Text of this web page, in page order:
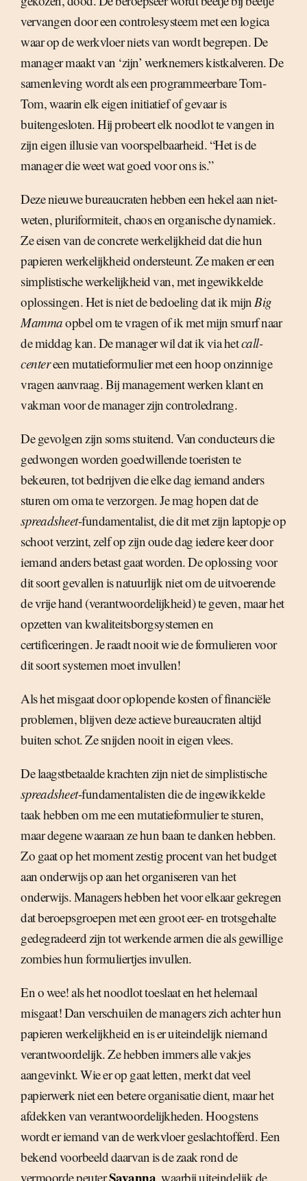
vervangen door een controlesysteem met een logica
waar op de werkvloer niets van wordt begrepen. De
manager maakt van ‘zijn’ werknemers kistkalveren. De
samenleving wordt als een programmeerbare Tom-
Tom, waarin elk eigen initiatief of gevaar is
buitengesloten. Hij probeert elk noodlot te vangen in
zijn eigen illusie van voorspelbaarheid. “Het is de
manager die weet wat goed voor ons is.”
Deze nieuwe bureaucraten hebben een hekel aan niet-
weten, pluriformiteit, chaos en organische dynamiek.
Ze eisen van de concrete werkelijkheid dat die hun
papieren werkelijkheid ondersteunt. Ze maken er een
simplistische werkelijkheid van, met ingewikkelde
oplossingen. Het is niet de bedoeling dat ik mijnBig
Mammaopbel om te vragen of ik met mijn smurf naar
de middag kan. De manager wil dat ik via hetcall-
centereen mutatieformulier met een hoop onzinnige
vragen aanvraag. Bij management werken klant en
vakman voor de manager zijn controledrang.
De gevolgen zijn soms stuitend. Van conducteurs die
gedwongen worden goedwillende toeristen te
bekeuren, tot bedrijven die elke dag iemand anders
sturen om oma te verzorgen. Je mag hopen dat de
spreadsheet-fundamentalist, die dit met zijn laptopje op
schoot verzint, zelf op zijn oude dag iedere keer door
iemand anders betast gaat worden. De oplossing voor
dit soort gevallen is natuurlijk niet om de uitvoerende
de vrije hand (verantwoordelijkheid) te geven, maar het
opzetten van kwaliteitsborgsystemen en
certificeringen. Je raadt nooit wie de formulieren voor
dit soort systemen moet invullen!
Als het misgaat door oplopende kosten of financiële
problemen, blijven deze actieve bureaucraten altijd
buiten schot. Ze snijden nooit in eigen vlees.
De laagstbetaalde krachten zijn niet de simplistische
spreadsheet-fundamentalisten die de ingewikkelde
taak hebben om me een mutatieformulier te sturen,
maar degene waaraan ze hun baan te danken hebben.
Zo gaat op het moment zestig procent van het budget
aan onderwijs op aan het organiseren van het
onderwijs. Managers hebben het voor elkaar gekregen
dat beroepsgroepen met een groot eer- en trotsgehalte
gedegradeerd zijn tot werkende armen die als gewillige
zombies hun formuliertjes invullen.
En o wee! als het noodlot toeslaat en het helemaal
misgaat! Dan verschuilen de managers zich achter hun
papieren werkelijkheid en is er uiteindelijk niemand
verantwoordelijk. Ze hebben immers alle vakjes
aangevinkt. Wie er op gaat letten, merkt dat veel
papierwerk niet een betere organisatie dient, maar het
afdekken van verantwoordelijkheden. Hoogstens
wordt er iemand van de werkvloer geslachtofferd. Een
bekend voorbeeld daarvan is de zaak rond de
vermoorde peuterSavanna, waarbij uiteindelijk de